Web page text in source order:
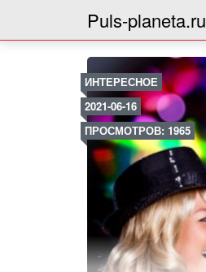
Puls-planeta.ru
ИНТЕРЕСНОЕ
2021-06-16
ПРОСМОТРОВ: 1965